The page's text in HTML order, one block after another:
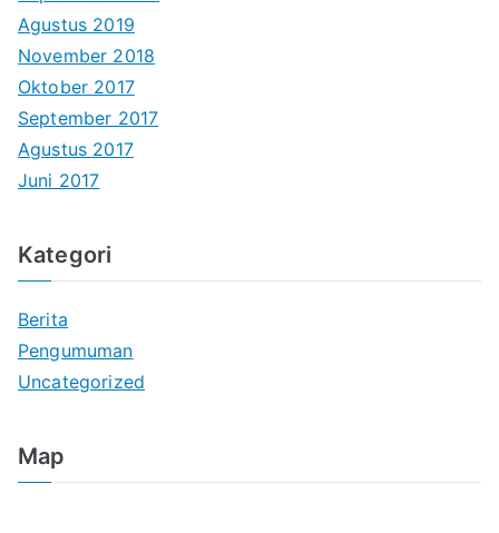
Agustus 2019
November 2018
Oktober 2017
September 2017
Agustus 2017
Juni 2017
Kategori
Berita
Pengumuman
Uncategorized
Map